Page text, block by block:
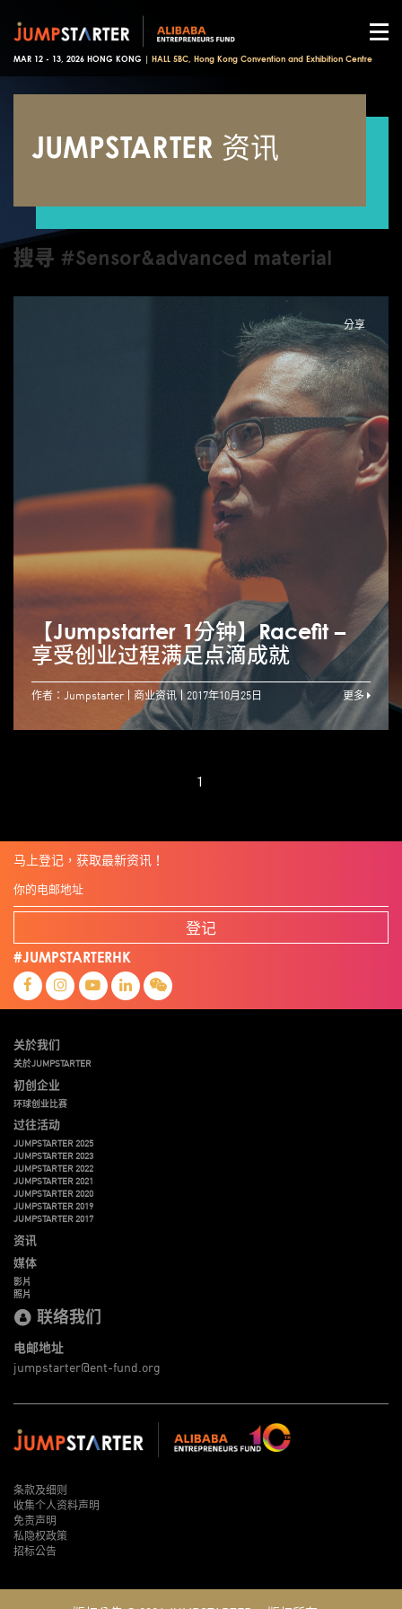
MAR 12 - 13, 2026 HONG KONG | HALL 5BC, Hong Kong Convention and Exhibition Centre
JUMPSTARTER 资讯
搜寻 #Sensor&advanced material
分享
【Jumpstarter 1分钟】Racefit –
享受创业过程满足点滴成就
作者：Jumpstarter 商业资讯 2017年10月25日 更多
1
马上登记，获取最新资讯！
登记
#JUMPSTARTERHK
关於我们
关於JUMPSTARTER
初创企业
环球创业比赛
过往活动
JUMPSTARTER 2025
JUMPSTARTER 2023
JUMPSTARTER 2022
JUMPSTARTER 2021
JUMPSTARTER 2020
JUMPSTARTER 2019
JUMPSTARTER 2017
资讯
媒体
影片
照片
联络我们
电邮地址
jumpstarter@ent-fund.org
条款及细则
收集个人资料声明
免责声明
私隐权政策
招标公告